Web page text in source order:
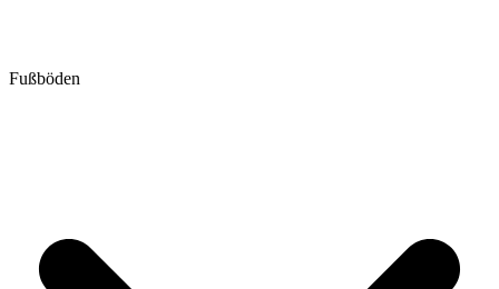
Fußböden